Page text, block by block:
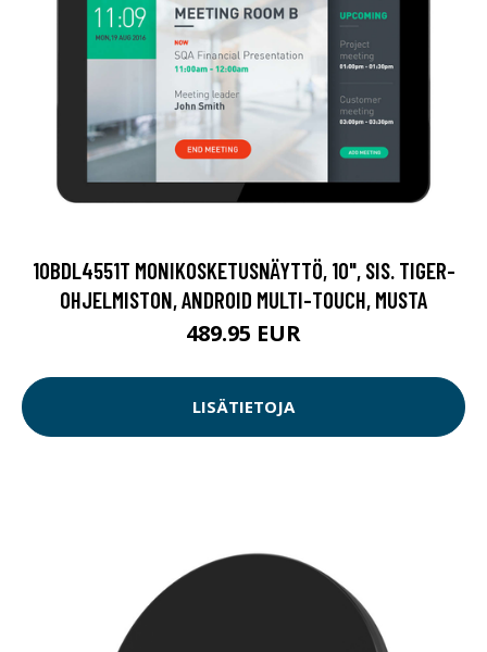
10BDL4551T MONIKOSKETUSNÄYTTÖ, 10", SIS. TIGER-
OHJELMISTON, ANDROID MULTI-TOUCH, MUSTA
489.95 EUR
LISÄTIETOJA